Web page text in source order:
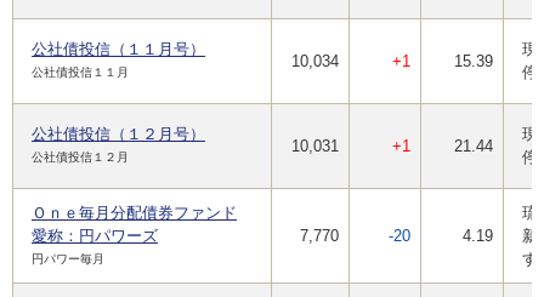
公社債投信（１１月号）
公社債投信１１月
10,034 +1 15.39
現
停
公社債投信（１２月号）
公社債投信１２月
10,031 +1 21.44
現
停
Ｏｎｅ毎月分配債券ファンド
愛称：円パワーズ
円パワー毎月
7,770 -20 4.19
琉
新
す